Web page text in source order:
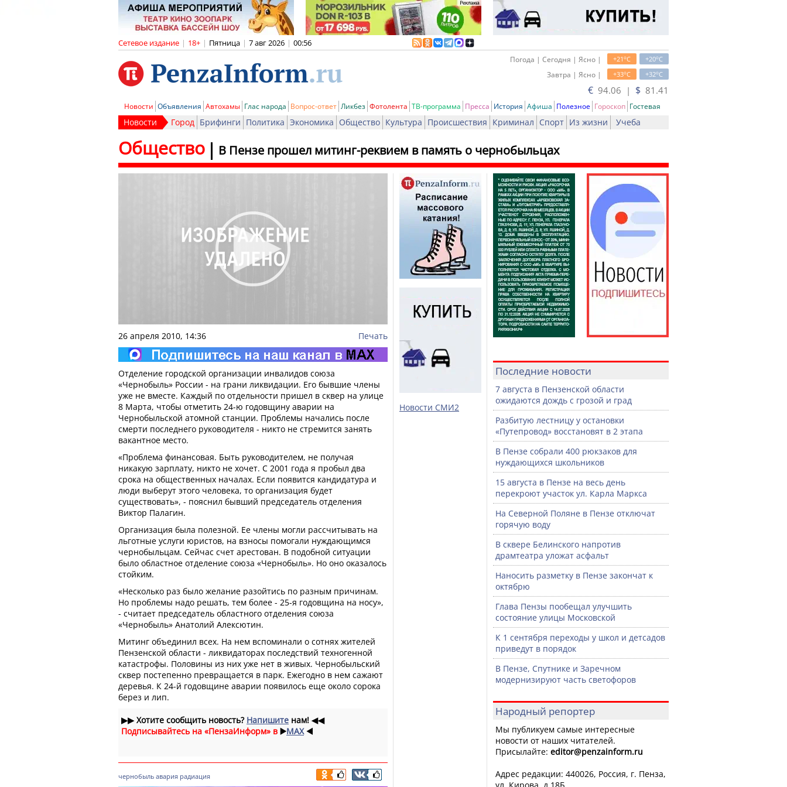
Сетевое издание | 18+ | Пятница | 7 авг 2026 | 00:56
+20oC
+21oC
Погода | Сегодня | Ясно |
+32oC
+33oC
Завтра | Ясно |
€ 94.06 | $ 81.41
Новости Объявления Автохамы Глас народа Вопрос-ответ Ликбез Фотолента ТВ-программа Пресса История Афиша Полезное Гороскоп Гостевая
Новости Город Брифинги Политика Экономика Общество Культура Происшествия Криминал Спорт Из жизни Учеба
В Пензе прошел митинг-реквием в память о чернобыльцах
Общество
26 апреля 2010, 14:36 Печать
Отделение городской организации инвалидов союза
«Чернобыль» России - на грани ликвидации. Его бывшие члены
уже не вместе. Каждый по отдельности пришел в сквер на улице
8 Марта, чтобы отметить 24-ю годовщину аварии на
Чернобыльской атомной станции. Проблемы начались после
смерти последнего руководителя - никто не стремится занять
вакантное место.
«Проблема финансовая. Быть руководителем, не получая
никакую зарплату, никто не хочет. С 2001 года я пробыл два
срока на общественных началах. Если появится кандидатура и
люди выберут этого человека, то организация будет
существовать», - пояснил бывший председатель отделения
Виктор Палагин.
Организация была полезной. Ее члены могли рассчитывать на
льготные услуги юристов, на взносы помогали нуждающимся
чернобыльцам. Сейчас счет арестован. В подобной ситуации
было областное отделение союза «Чернобыль». Но оно оказалось
стойким.
«Несколько раз было желание разойтись по разным причинам.
Но проблемы надо решать, тем более - 25-я годовщина на носу»,
- считает председатель областного отделения союза
«Чернобыль» Анатолий Алексютин.
Митинг объединил всех. На нем вспоминали о сотнях жителей
Пензенской области - ликвидаторах последствий техногенной
катастрофы. Половины из них уже нет в живых. Чернобыльский
сквер постепенно превращается в парк. Ежегодно в нем сажают
деревья. К 24-й годовщине аварии появилось еще около сорока
берез и лип.
▶▶Хотите сообщить новость? Напишите нам! ◀◀
Подписывайтесь на «ПензаИнформ» в ▶️MAX ◀️
чернобыль авария радиация
Новости СМИ2
Последние новости
7 августа в Пензенской области
ожидаются дождь с грозой и град
Разбитую лестницу у остановки
«Путепровод» восстановят в 2 этапа
В Пензе собрали 400 рюкзаков для
нуждающихся школьников
15 августа в Пензе на весь день
перекроют участок ул. Карла Маркса
На Северной Поляне в Пензе отключат
горячую воду
В сквере Белинского напротив
драмтеатра уложат асфальт
Наносить разметку в Пензе закончат к
октябрю
Глава Пензы пообещал улучшить
состояние улицы Московской
К 1 сентября переходы у школ и детсадов
приведут в порядок
В Пензе, Спутнике и Заречном
модернизируют часть светофоров
Народный репортер
Мы публикуем самые интересные
новости от наших читателей.
Присылайте: editor@penzainform.ru
Адрес редакции: 440026, Россия, г. Пенза,